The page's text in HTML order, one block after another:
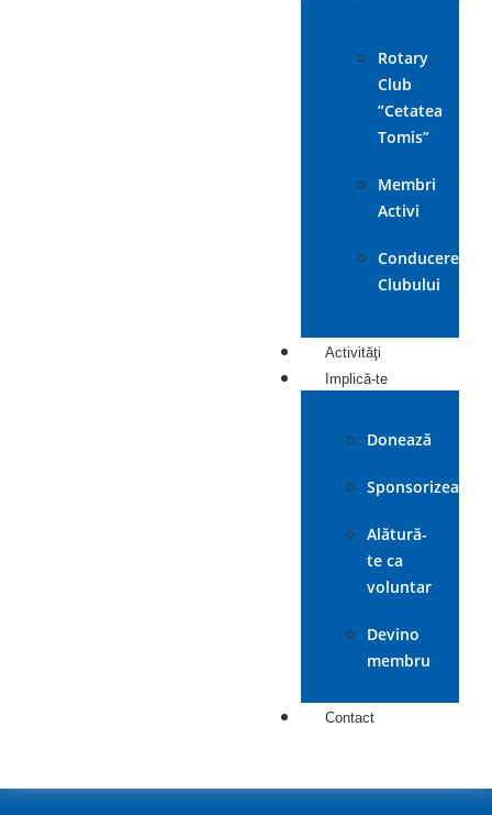
Rotary
Club
”Cetatea
Tomis”
Membri
Activi
Conducerea
Clubului
Activităţi
Implică-te
Donează
Sponsorizează
Alătură-
te ca
voluntar
Devino
membru
Contact